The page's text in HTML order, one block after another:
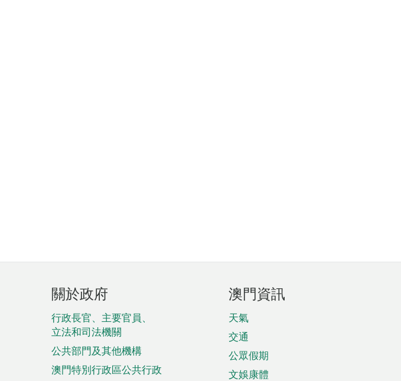
頁
腳
菜
單
關於政府
行政長官、主要官員、
立法和司法機關
公共部門及其他機構
澳門特別行政區公共行政
澳門資訊
天氣
交通
公眾假期
文娛康體